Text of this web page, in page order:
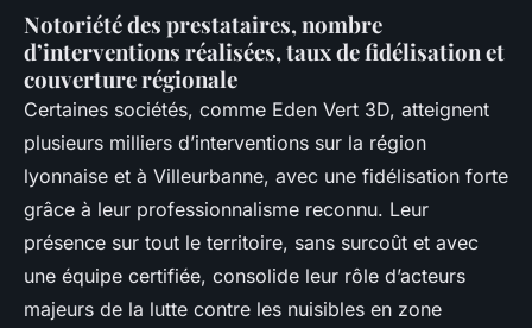
Notoriété des prestataires, nombre
d’interventions réalisées, taux de fidélisation et
couverture régionale
Certaines sociétés, comme Eden Vert 3D, atteignent
plusieurs milliers d’interventions sur la région
lyonnaise et à Villeurbanne, avec une fidélisation forte
grâce à leur professionnalisme reconnu. Leur
présence sur tout le territoire, sans surcoût et avec
une équipe certifiée, consolide leur rôle d’acteurs
majeurs de la lutte contre les nuisibles en zone